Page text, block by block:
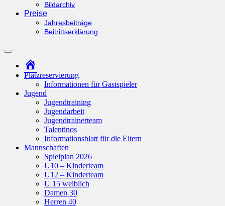
Bildarchiv
Preise
Jahresbeiträge
Beitrittserklärung
Suchfeld
ein-/ausblenden
Platzreservierung
Informationen für Gastspieler
Jugend
Jugendtraining
Jugendarbeit
Jugendtrainerteam
Talentinos
Informationsblatt für die Eltern
Mannschaften
Spielplan 2026
U10 – Kinderteam
U12 – Kinderteam
U 15 weiblich
Damen 30
Herren 40